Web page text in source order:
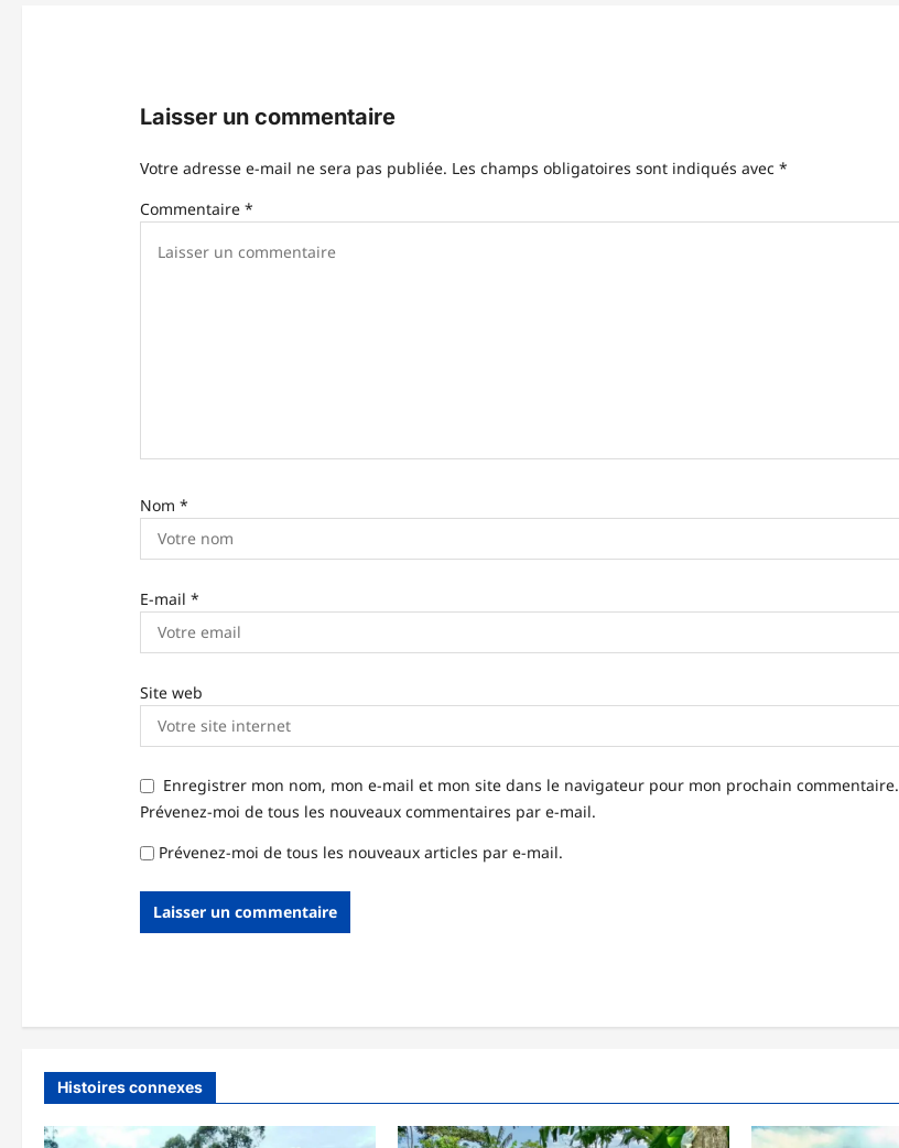
’
a
e
Laisser un commentaire
Votre adresse e-mail ne sera pas publiée. Les champs obligatoires sont indiqués avec *
Commentaire *
Nom *
E-mail *
Site web
Enregistrer mon nom, mon e-mail et mon site dans le navigateur pour mon prochain commentaire.
Prévenez-moi de tous les nouveaux commentaires par e-mail.
Prévenez-moi de tous les nouveaux articles par e-mail.
Histoires connexes